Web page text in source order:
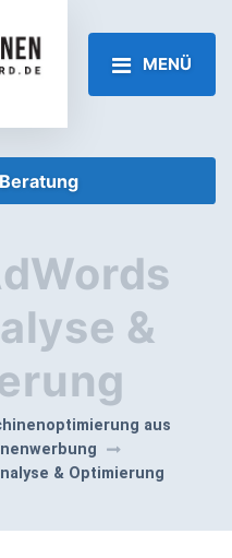
MENÜ
&
aus
& Optimierung